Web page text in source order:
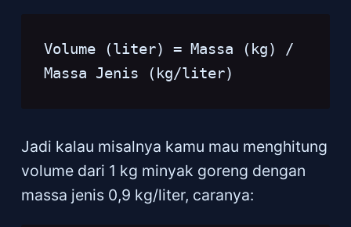
Volume (liter) = Massa (kg) /
Jadi kalau misalnya kamu mau menghitung
volume dari 1 kg minyak goreng dengan
massa jenis 0,9 kg/liter, caranya: